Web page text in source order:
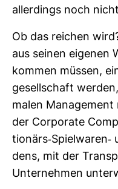
aller­dings noch
Ob das rei­chen
aus seinen eigenen
kommen müssen,
ge­sell­schaft
malen Manage­ment
der Cor­po­rate
tio­närs-​Spiel­waren-​
dens, mit der
Unter­nehmen